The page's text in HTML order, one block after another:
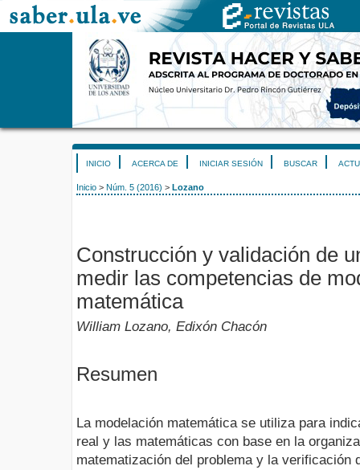
INICIO ACERCA DE INICIAR SESIÓN BUSCAR
Inicio > Núm. 5 (2016) > Lozano
Construcción y validación de
medir las competencias de
matemática
William Lozano, Edixón Chacón
Resumen
La modelación matemática se utiliza para
real y las matemáticas con base en la
matematización del problema y la verificación